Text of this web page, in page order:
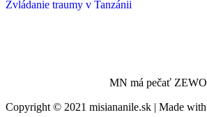
Zvládanie traumy v Tanzánii
MN má pečať ZEWO
Copyright © 2021 misiananile.sk | Made with